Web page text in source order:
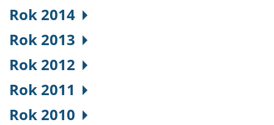
Rok 2014
Rok 2013
Rok 2012
Rok 2011
Rok 2010